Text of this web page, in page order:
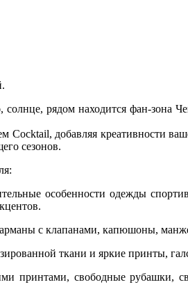
рядом находится фан-зона
Cocktail, добавляя креативности
сезонов.
особенности одежды
с клапанами, капюшоны,
ткани и яркие принты,
принтами, свободные рубашки,